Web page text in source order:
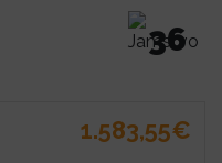
1.583,55€
36